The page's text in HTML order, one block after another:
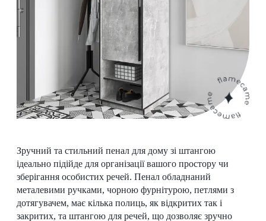
Зручний та стильний пенал для дому зі штангою
ідеально підійде для організації вашого простору чи
зберігання особистих речей. Пенал обладнаний
металевими ручками, чорною фурнітурою, петлями з
дотягувачем, має кілька полиць, як відкритих так і
закритих, та штангою для речей, що дозволяє зручно